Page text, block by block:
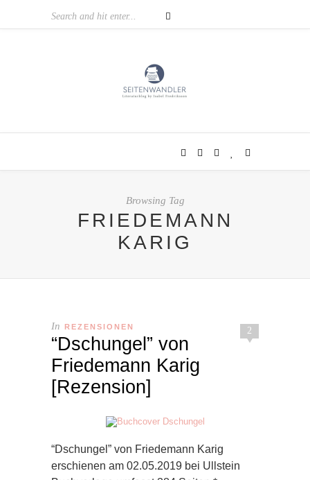
Browsing Tag
FRIEDEMANN
KARIG
2
In REZENSIONEN
“Dschungel” von
Friedemann Karig
[Rezension]
“Dschungel” von Friedemann Karig
erschienen am 02.05.2019 bei Ullstein